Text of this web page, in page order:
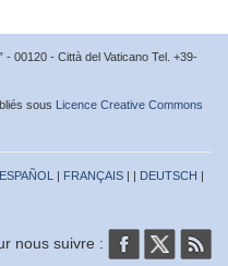
- 00120 - Città del Vaticano Tel. +39-
sous Licence Creative Commons
ESPAÑOL | FRANÇAIS | | DEUTSCH |
nous suivre :